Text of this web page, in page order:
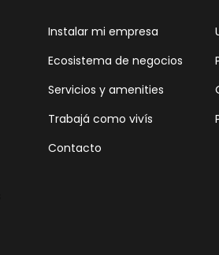
Instalar mi empresa
Ecosistema de negocios
Servicios y amenities
Trabajá como vivís
Contacto